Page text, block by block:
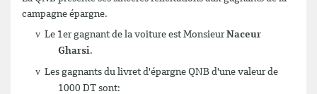
campagne épargne.
v Le 1er gagnant de la voiture est Monsieur Naceur
Gharsi.
v Les gagnants du livret d'épargne QNB d'une valeur de
1000 DT sont: